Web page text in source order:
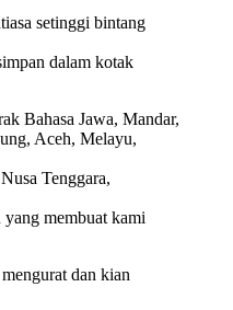
setinggi bintang
dalam kotak
Bahasa Jawa, Mandar,
Aceh, Melayu,
Tenggara,
yang membuat kami
dan kian